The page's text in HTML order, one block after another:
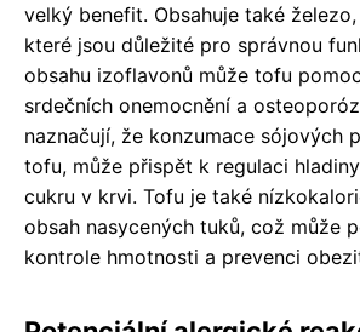
velký benefit. Obsahuje také
které jsou důležité pro správnou
obsahu izoflavonů může tofu
srdečních onemocnění a
naznačují, že konzumace sójových
tofu, může přispět k regulaci
cukru v krvi. Tofu je také
obsah nasycených tuků, což může
kontrole hmotnosti a prevenci